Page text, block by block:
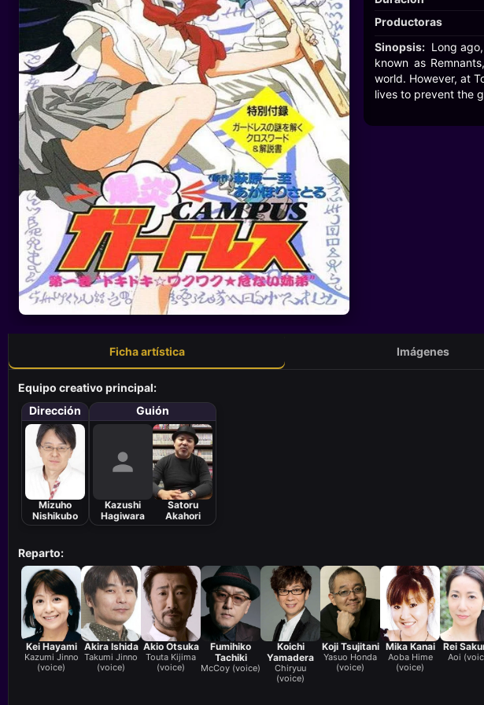
Productoras
Sinopsis: Long
known as
world. However, at
lives to prevent the
Ficha artística Imágenes
Equipo creativo principal:
Dirección
Mizuho
Nishikubo
Guión
Kazushi
Hagiwara
Satoru
Akahori
Reparto:
Kei Hayami
Kazumi Jinno
(voice)
Akira Ishida
Takumi Jinno
(voice)
Akio Otsuka
Touta Kijima
(voice)
Fumihiko
Tachiki
McCoy (voice)
Koichi
Yamadera
Chiryuu
(voice)
Koji Tsujitani
Yasuo Honda
(voice)
Mika Kanai
Aoba Hime
(voice)
Rei
Aoi